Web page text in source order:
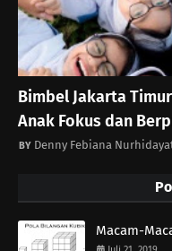
Bimbel Jakarta
Anak Fokus dan
Denny Febiana
Macam-